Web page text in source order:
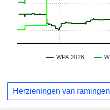
Herzieningen van ramingen